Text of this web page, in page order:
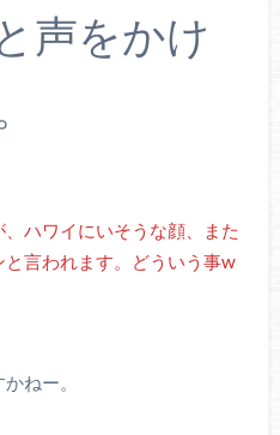
声をかけ
ハワイにいそうな顔、また
言われます。どういう事w
ねー。